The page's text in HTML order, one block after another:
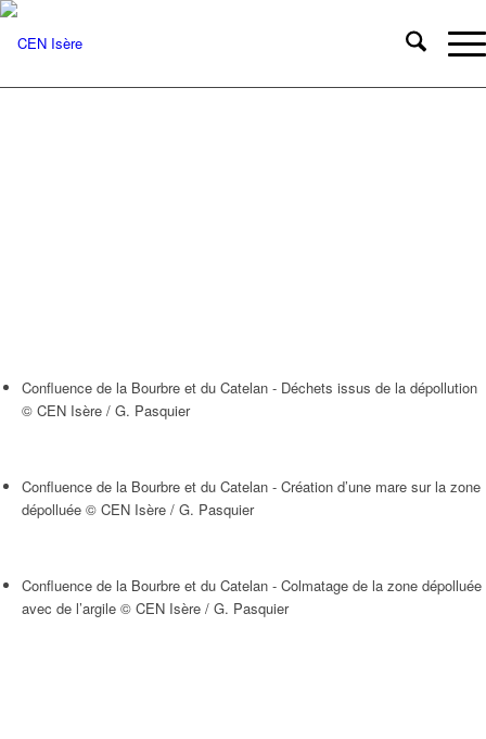
Confluence de la Bourbre et du Catelan - Déchets issus de la dépollution
© CEN Isère / G. Pasquier
Confluence de la Bourbre et du Catelan - Création d’une mare sur la zone
dépolluée © CEN Isère / G. Pasquier
Confluence de la Bourbre et du Catelan - Colmatage de la zone dépolluée
avec de l’argile © CEN Isère / G. Pasquier